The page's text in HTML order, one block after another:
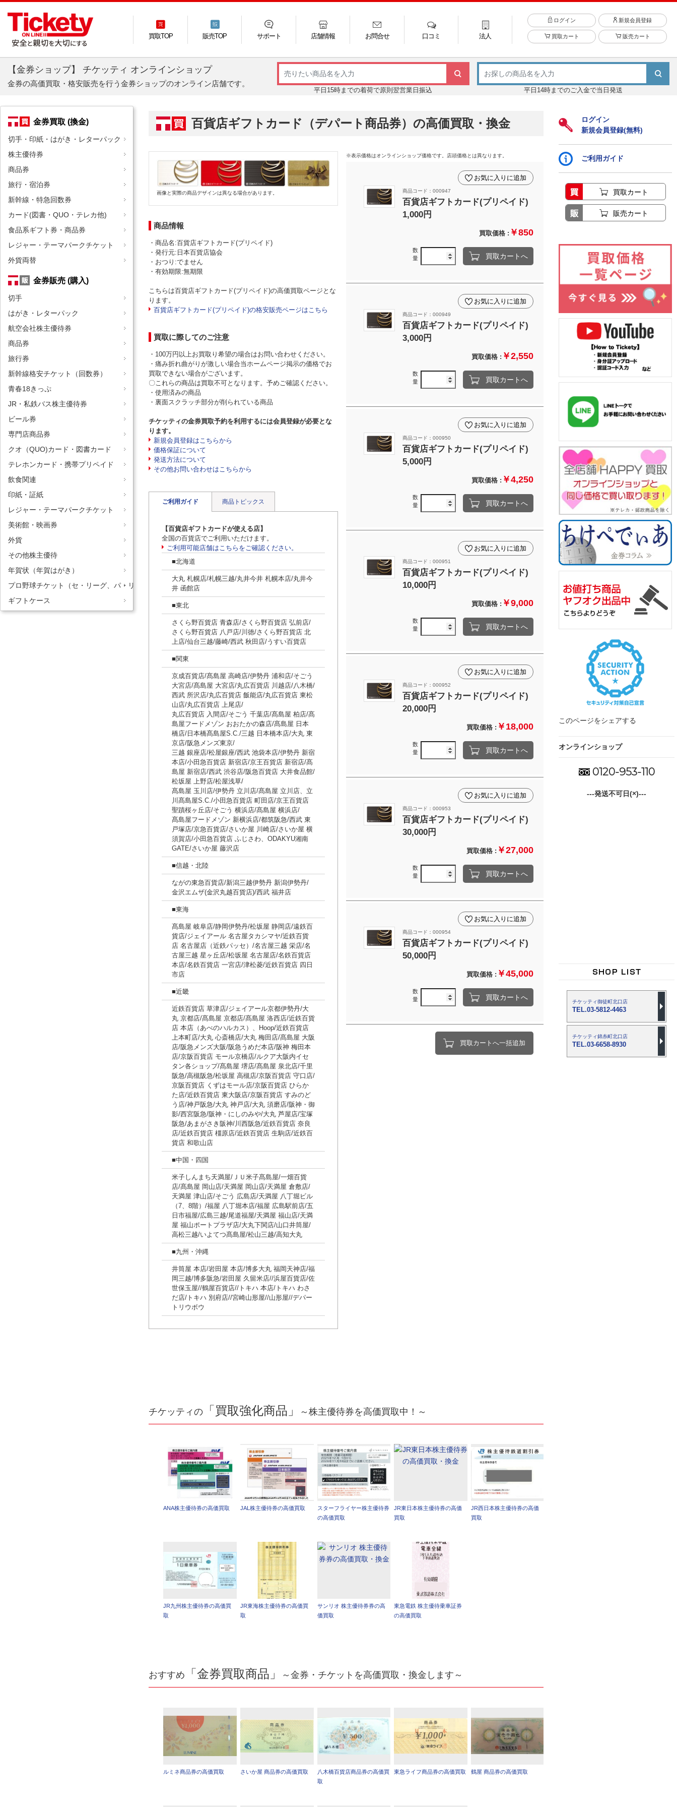
買取TOP 販売TOP サポート
FAQ ご利用ガイド
店舗情報 お問合せ
LINE お電話 メール
口コミ 法人
ログイン 新規会員登録
買取カート 販売カート
【金券ショップ】 チケッティ オンラインショップ
金券の高価買取・格安販売を行う金券ショップのオンライン店舗です。
平日15時までの着荷で原則翌営業日振込 平日14時までのご入金で当日発送
金券買取 (換金)
切手・印紙・はがき・レターパック
株主優待券
商品券
旅行・宿泊券
新幹線・特急回数券
カード(図書・QUO・テレカ他)
食品系ギフト券・商品券
レジャー・テーマパークチケット
外貨両替
金券販売 (購入)
切手
はがき・レターパック
航空会社株主優待券
商品券
旅行券
新幹線格安チケット（回数券）
青春18きっぷ
JR・私鉄バス株主優待券
ビール券
専門店商品券
クオ（QUO)カード・図書カード
テレホンカード・携帯プリペイド
飲食関連
印紙・証紙
レジャー・テーマパークチケット
美術館・映画券
外貨
その他株主優待
年賀状（年賀はがき）
プロ野球チケット（セ・リーグ、パ・リーグ）
ギフトケース
百貨店ギフトカード（デパート商品券）の高価買取・換金
画像と実際の商品デザインは異なる場合があります。
商品情報
・商品名:百貨店ギフトカード(プリペイド)
・発行元:日本百貨店協会
・おつり:でません
・有効期限:無期限
こちらは百貨店ギフトカード(プリペイド)の高価買取ページとな
ります。
百貨店ギフトカード(プリペイド)の格安販売ページはこちら
買取に際してのご注意
・100万円以上お買取り希望の場合はお問い合わせください。
・痛み折れ曲がりが激しい場合当ホームページ掲示の価格でお
買取できない場合がございます。
〇これらの商品は買取不可となります。予めご確認ください。
・使用済みの商品
・裏面スクラッチ部分が削られている商品
チケッティの金券買取予約を利用するには会員登録が必要とな
ります。
新規会員登録はこちらから
価格保証について
発送方法について
その他お問い合わせはこちらから
ご利用ガイド 商品トピックス
【百貨店ギフトカードが使える店】
全国の百貨店でご利用いただけます。
ご利用可能店舗はこちらをご確認ください。
■北海道
大丸 札幌店/札幌三越/丸井今井 札幌本店/丸井今
井 函館店
■東北
さくら野百貨店 青森店/さくら野百貨店 弘前店/
さくら野百貨店 八戸店/川徳/さくら野百貨店 北
上店/仙台三越/藤崎/西武 秋田店/うすい百貨店
■関東
京成百貨店/髙島屋 高崎店/伊勢丹 浦和店/そごう
大宮店/髙島屋 大宮店/丸広百貨店 川越店/八木橋/
西武 所沢店/丸広百貨店 飯能店/丸広百貨店 東松
山店/丸広百貨店 上尾店/
丸広百貨店 入間店/そごう 千葉店/髙島屋 柏店/髙
島屋フードメゾン おおたかの森店/髙島屋 日本
橋店/日本橋髙島屋S.C./三越 日本橋本店/大丸 東
京店/阪急メンズ東京/
三越 銀座店/松屋銀座/西武 池袋本店/伊勢丹 新宿
本店/小田急百貨店 新宿店/京王百貨店 新宿店/髙
島屋 新宿店/西武 渋谷店/阪急百貨店 大井食品館/
松坂屋 上野店/松屋浅草/
髙島屋 玉川店/伊勢丹 立川店/髙島屋 立川店、立
川髙島屋S.C./小田急百貨店 町田店/京王百貨店
聖蹟桜ヶ丘店/そごう 横浜店/髙島屋 横浜店/
髙島屋フードメゾン 新横浜店/都筑阪急/西武 東
戸塚店/京急百貨店/さいか屋 川崎店/さいか屋 横
須賀店/小田急百貨店 ふじさわ、ODAKYU湘南
GATE/さいか屋 藤沢店
■信越・北陸
ながの東急百貨店/新潟三越伊勢丹 新潟伊勢丹/
金沢エムザ(金沢丸越百貨店)/西武 福井店
■東海
髙島屋 岐阜店/静岡伊勢丹/松坂屋 静岡店/遠鉄百
貨店/ジェイアール 名古屋タカシマヤ/近鉄百貨
店 名古屋店（近鉄パッセ）/名古屋三越 栄店/名
古屋三越 星ヶ丘店/松坂屋 名古屋店/名鉄百貨店
本店/名鉄百貨店 一宮店/津松菱/近鉄百貨店 四日
市店
■近畿
近鉄百貨店 草津店/ジェイアール京都伊勢丹/大
丸 京都店/髙島屋 京都店/髙島屋 洛西店/近鉄百貨
店 本店（あべのハルカス）、Hoop/近鉄百貨店
上本町店/大丸 心斎橋店/大丸 梅田店/髙島屋 大阪
店/阪急メンズ大阪/阪急うめだ本店/阪神 梅田本
店/京阪百貨店 モール京橋店/ルクア大阪内イセ
タン各ショップ/髙島屋 堺店/髙島屋 泉北店/千里
阪急/高槻阪急/松坂屋 高槻店/京阪百貨店 守口店/
京阪百貨店 くずはモール店/京阪百貨店 ひらか
た店/近鉄百貨店 東大阪店/京阪百貨店 すみのど
う店/神戸阪急/大丸 神戸店/大丸 須磨店/阪神・御
影/西宮阪急/阪神・にしのみや/大丸 芦屋店/宝塚
阪急/あまがさき阪神/川西阪急/近鉄百貨店 奈良
店/近鉄百貨店 橿原店/近鉄百貨店 生駒店/近鉄百
貨店 和歌山店
■中国・四国
米子しんまち天満屋/ＪＵ米子髙島屋/一畑百貨
店/髙島屋 岡山店/天満屋 岡山店/天満屋 倉敷店/
天満屋 津山店/そごう 広島店/天満屋 八丁堀ビル
（7、8階）/福屋 八丁堀本店/福屋 広島駅前店/五
日市福屋/広島三越/尾道福屋/天満屋 福山店/天満
屋 福山ポートプラザ店/大丸下関店/山口井筒屋/
高松三越/いよてつ髙島屋/松山三越/高知大丸
■九州・沖縄
井筒屋 本店/岩田屋 本店/博多大丸 福岡天神店/福
岡三越/博多阪急/岩田屋 久留米店//浜屋百貨店/佐
世保玉屋//鶴屋百貨店//トキハ 本店/トキハ わさ
だ店/トキハ 別府店//宮崎山形屋//山形屋//デパー
トリウボウ
※表示価格はオンラインショップ価格です。店頭価格とは異なります。
商品コード：000947
百貨店ギフトカード(プリペイド)
1,000円
お気に入りに追加
買取価格 : ￥850
数
量
買取カートへ
商品コード：000949
百貨店ギフトカード(プリペイド)
3,000円
お気に入りに追加
買取価格 : ￥2,550
数
量
買取カートへ
商品コード：000950
百貨店ギフトカード(プリペイド)
5,000円
お気に入りに追加
買取価格 : ￥4,250
数
量
買取カートへ
商品コード：000951
百貨店ギフトカード(プリペイド)
10,000円
お気に入りに追加
買取価格 : ￥9,000
数
量
買取カートへ
商品コード：000952
百貨店ギフトカード(プリペイド)
20,000円
お気に入りに追加
買取価格 : ￥18,000
数
量
買取カートへ
商品コード：000953
百貨店ギフトカード(プリペイド)
30,000円
お気に入りに追加
買取価格 : ￥27,000
数
量
買取カートへ
商品コード：000954
百貨店ギフトカード(プリペイド)
50,000円
お気に入りに追加
買取価格 : ￥45,000
数
量
買取カートへ
買取カートへ一括追加
チケッティの 「買取強化商品」 ～株主優待券を高価買取中！～
ANA株主優待券の高価買取 JAL株主優待券の高価買取
スターフライヤー株主優待券
の高価買取
JR東日本株主優待券の高価
買取
JR西日本株主優待券の高価
買取
JR九州株主優待券の高価買
取
JR東海株主優待券の高価買
取
サンリオ 株主優待券券の高
価買取
東急電鉄 株主優待乗車証券
の高価買取
おすすめ 「金券買取商品」 ～金券・チケットを高価買取・換金します～
ルミネ商品券の高価買取 さいか屋 商品券の高価買取
八木橋百貨店商品券の高価買
取
東急ライフ商品券の高価買取 鶴屋 商品券の高価買取
ログイン
新規会員登録(無料)
ご利用ガイド
買取カート
販売カート
このページをシェアする
オンラインショップ
0120-953-110
---発送不可日(×)---
チケッティ御徒町北口店
TEL.03-5812-4463
チケッティ錦糸町北口店
TEL.03-6658-8930